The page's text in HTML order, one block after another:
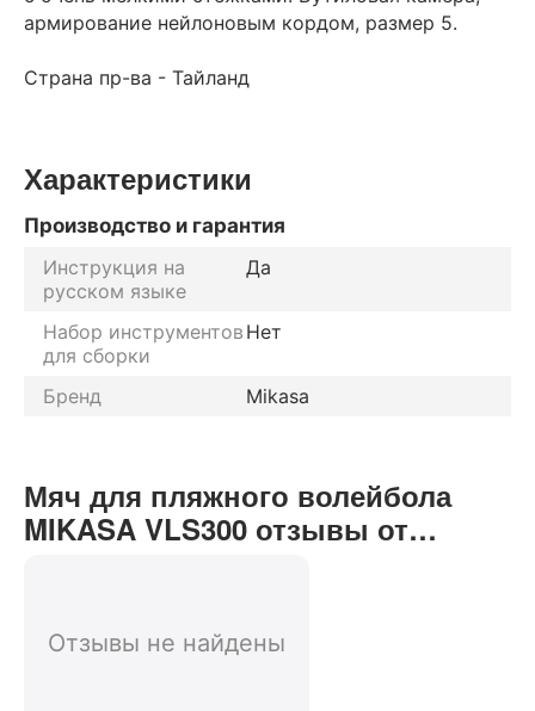
армирование нейлоновым кордом, размер 5.
Страна пр-ва - Тайланд
Характеристики
Производство и гарантия
Инструкция на
русском языке
Да
Набор инструментов
для сборки
Нет
Бренд Mikasa
Мяч для пляжного волейбола
MIKASA VLS300 отзывы от
Отзывы не найдены